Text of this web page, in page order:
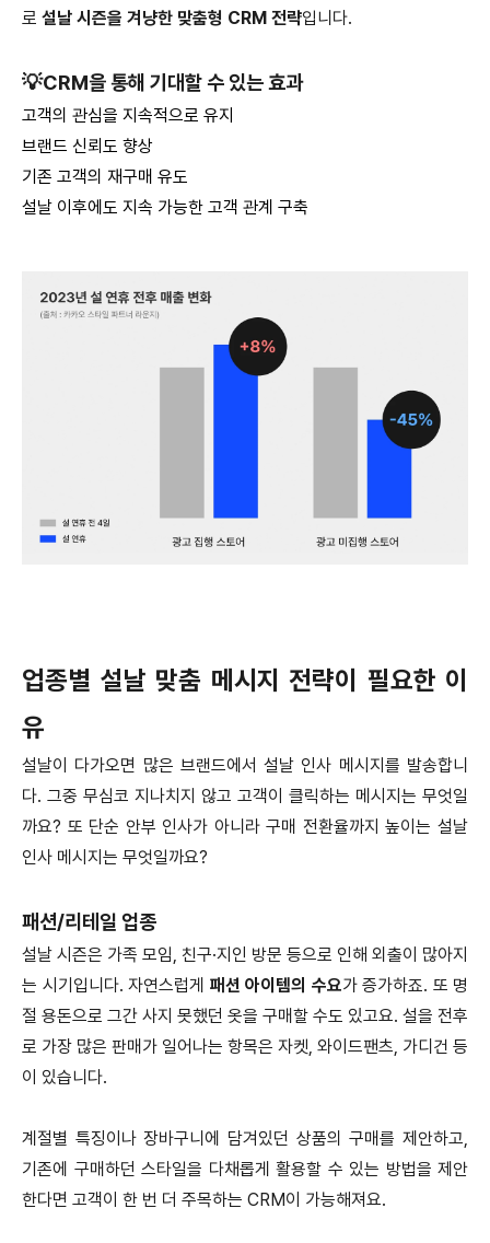
로 설날 시즌을 겨냥한 맞춤형 CRM 전략입니다.
💡CRM을 통해 기대할 수 있는 효과
고객의 관심을 지속적으로 유지
브랜드 신뢰도 향상
기존 고객의 재구매 유도
설날 이후에도 지속 가능한 고객 관계 구축
업종별 설날 맞춤 메시지 전략이 필요한 이
유
설날이 다가오면 많은 브랜드에서 설날 인사 메시지를 발송합니
다. 그중 무심코 지나치지 않고 고객이 클릭하는 메시지는 무엇일
까요? 또 단순 안부 인사가 아니라 구매 전환율까지 높이는 설날
인사 메시지는 무엇일까요?
패션/리테일 업종
설날 시즌은 가족 모임, 친구·지인 방문 등으로 인해 외출이 많아지
는 시기입니다. 자연스럽게 패션 아이템의 수요가 증가하죠. 또 명
절 용돈으로 그간 사지 못했던 옷을 구매할 수도 있고요. 설을 전후
로 가장 많은 판매가 일어나는 항목은 자켓, 와이드팬츠, 가디건 등
이 있습니다.
계절별 특징이나 장바구니에 담겨있던 상품의 구매를 제안하고,
기존에 구매하던 스타일을 다채롭게 활용할 수 있는 방법을 제안
한다면 고객이 한 번 더 주목하는 CRM이 가능해져요.